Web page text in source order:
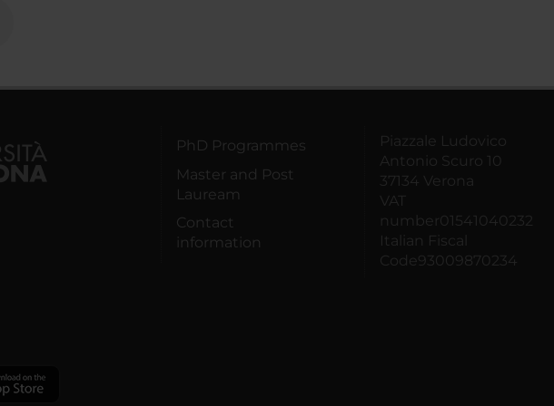
PhD Programmes
Master and Post
Lauream
Contact
information
Piazzale Ludovico
Antonio Scuro 10
37134 Verona
VAT
number01541040232
Italian Fiscal
Code93009870234